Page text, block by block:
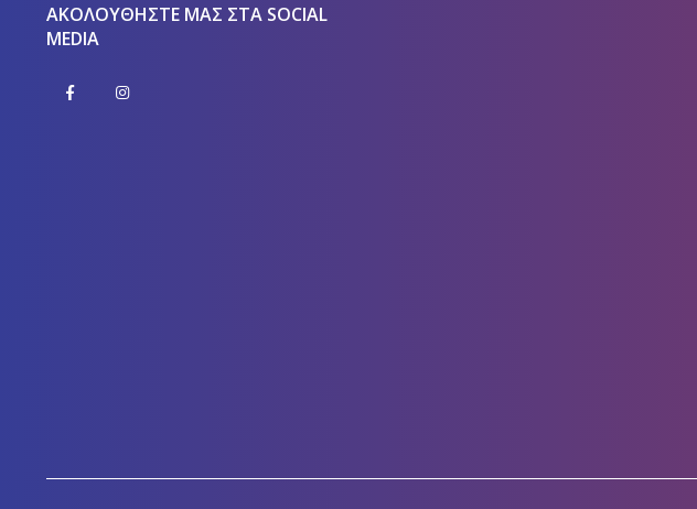
ΑΚΟΛΟΥΘΉΣΤΕ ΜΑΣ ΣΤΑ SOCIAL
MEDIA